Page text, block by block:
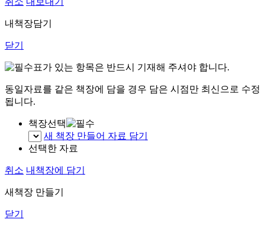
내책장담기
닫기
표가 있는 항목은 반드시 기재해 주셔야 합니다.
동일자료를 같은 책장에 담을 경우 담은 시점만 최신으로 수정
됩니다.
책장선택
새 책장 만들어 자료 담기
선택한 자료
취소 내책장에 담기
새책장 만들기
닫기